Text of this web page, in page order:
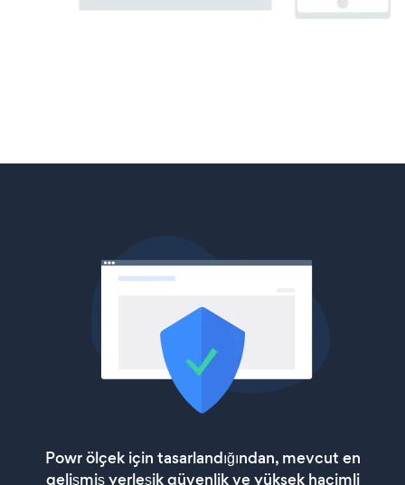
Powr ölçek için tasarlandığından, mevcut en
gelişmiş yerleşik güvenlik ve yüksek hacimli